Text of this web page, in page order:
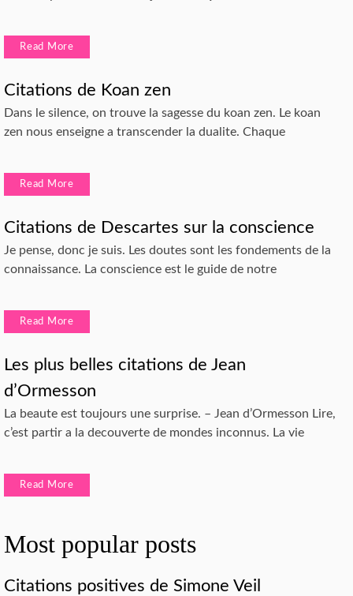
Read More
Citations de Koan zen
Dans le silence, on trouve la sagesse du koan zen. Le koan
zen nous enseigne a transcender la dualite. Chaque
Read More
Citations de Descartes sur la conscience
Je pense, donc je suis. Les doutes sont les fondements de la
connaissance. La conscience est le guide de notre
Read More
Les plus belles citations de Jean
d’Ormesson
La beaute est toujours une surprise. – Jean d’Ormesson Lire,
c’est partir a la decouverte de mondes inconnus. La vie
Read More
Most popular posts
Citations positives de Simone Veil